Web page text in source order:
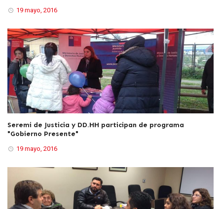
19 mayo, 2016
Seremi de Justicia y DD.HH participan de programa
"Gobierno Presente"
19 mayo, 2016